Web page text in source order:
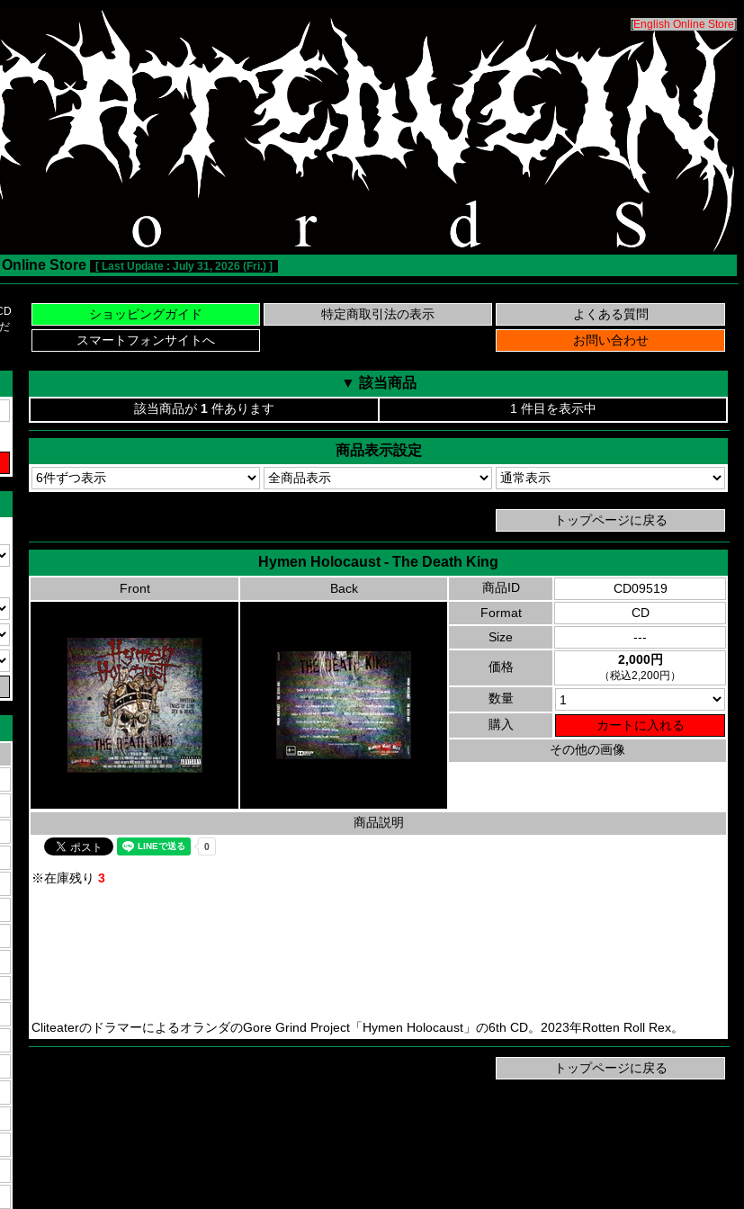
[English Online Store]
Online Store [ Last Update : July 31, 2026 (Fri.) ]
▼ 該当商品
該当商品が 1 件あります 1 件目を表示中
商品表示設定
Hymen Holocaust - The Death King
Front Back 商品ID
CD09519
Format
CD
Size
---
価格 2,000円
（税込2,200円）
数量
購入
その他の画像
商品説明
※在庫残り 3
CliteaterのドラマーによるオランダのGore Grind Project「Hymen Holocaust」の6th CD。2023年Rotten Roll Rex。